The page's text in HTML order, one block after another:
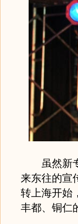
虽然新专
来东往的宣
转上海开始
丰都、铜仁